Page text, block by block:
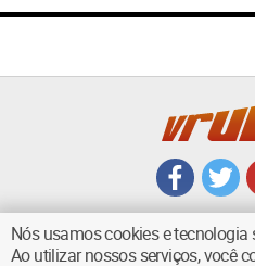
Nós usamos cookies e
Ao utilizar nossos serviços, você